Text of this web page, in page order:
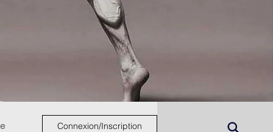
Connexion/Inscription